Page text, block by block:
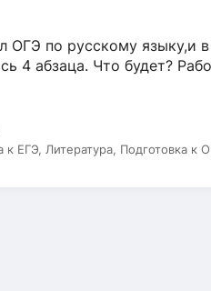
ОГЭ по русскому языку,и
4 абзаца. Что будет?
к ЕГЭ, Литература, Подготовка к